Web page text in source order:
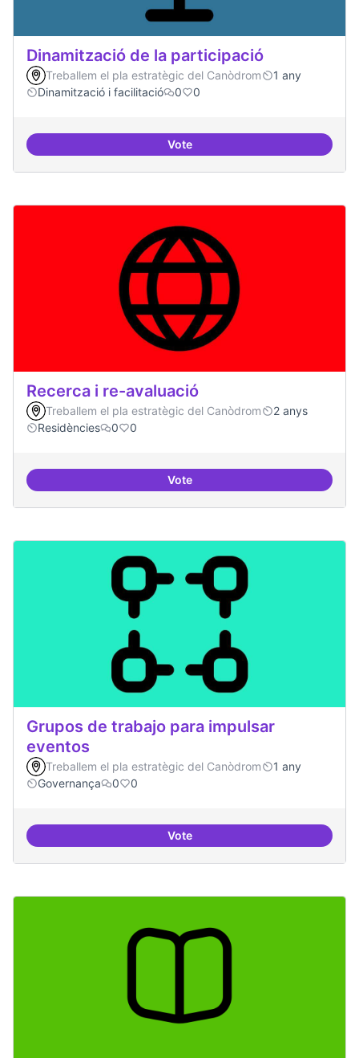
Dinamització de la participació
Treballem el pla estratègic del Canòdrom
1 any
Dinamització i facilitació
0 0
VoteDinamització de la participació
Recerca i re-avaluació
Treballem el pla estratègic del Canòdrom
2 anys
Residències
0 0
VoteRecerca i re-avaluació
Grupos de trabajo para impulsar
eventos
Treballem el pla estratègic del Canòdrom
1 any
Governança
0 0
VoteGrupos de trabajo para impulsar